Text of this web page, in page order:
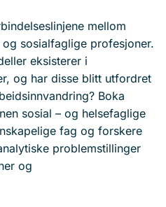
mellom
sosialfaglige profesjoner.
eksisterer i
og har disse blitt utfordret
Boka
sosial – og helsefaglige
fag og forskere
problemstillinger
og